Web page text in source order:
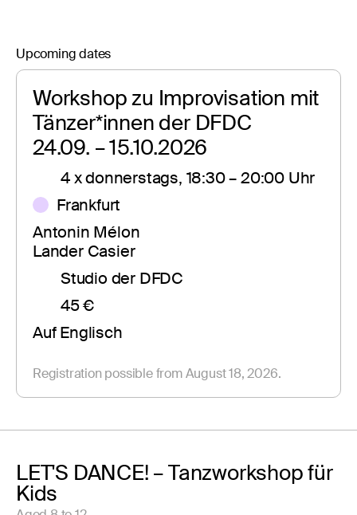
Upcoming dates
Workshop zu Improvisation mit
Tänzer*innen der DFDC
24.09. – 15.10.2026
4 x donnerstags, 18:30 – 20:00 Uhr
Frankfurt
Antonin Mélon
Lander Casier
Studio der DFDC
45 €
Auf Englisch
Registration possible from August 18, 2026.
LET'S DANCE! – Tanzworkshop für
Kids